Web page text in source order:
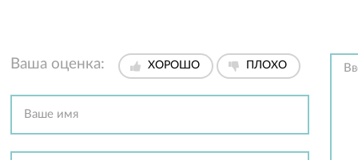
Ваша оценка: ХОРОШО ПЛОХО